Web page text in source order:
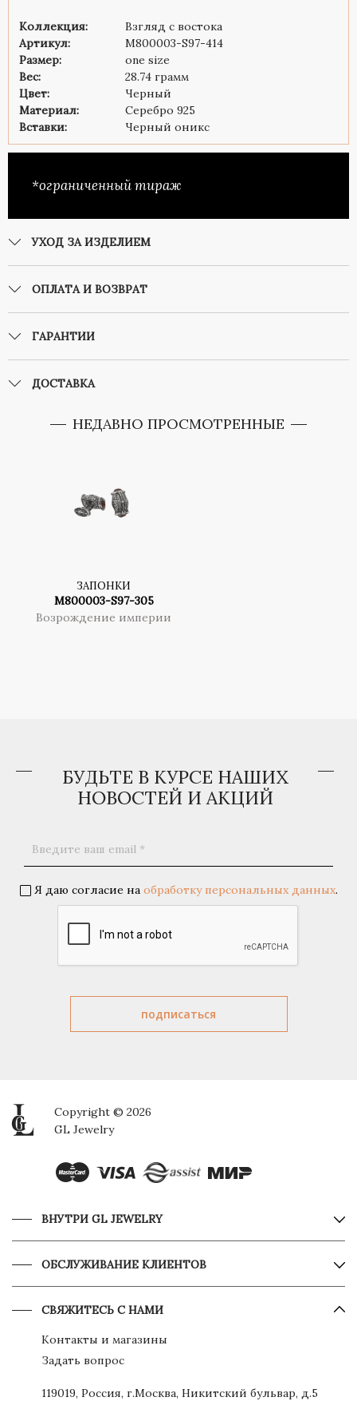
Коллекция:
Взгляд с востока
Артикул:
M800003-S97-414
Размер:
one size
Вес:
28.74 грамм
Цвет:
Черный
Материал:
Серебро 925
Вставки:
Черный оникс
*ограниченный тираж
УХОД ЗА ИЗДЕЛИЕМ
ОПЛАТА И ВОЗВРАТ
ГАРАНТИИ
ДОСТАВКА
НЕДАВНО ПРОСМОТРЕННЫЕ
ЗАПОНКИ
M800003-S97-305
Возрождение империи
БУДЬТЕ В КУРСЕ НАШИХ
НОВОСТЕЙ И АКЦИЙ
Я даю согласие на обработку персональных данных.
Copyright © 2026
GL Jewelry
ВНУТРИ GL JEWELRY
ОБСЛУЖИВАНИЕ КЛИЕНТОВ
СВЯЖИТЕСЬ С НАМИ
Контакты и магазины
Задать вопрос
119019, Россия, г.Москва, Никитский бульвар, д.5